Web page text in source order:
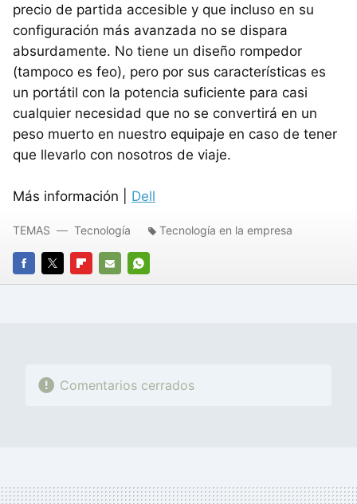
precio de partida accesible y que incluso en su
configuración más avanzada no se dispara
absurdamente. No tiene un diseño rompedor
(tampoco es feo), pero por sus características es
un portátil con la potencia suficiente para casi
cualquier necesidad que no se convertirá en un
peso muerto en nuestro equipaje en caso de tener
que llevarlo con nosotros de viaje.
Más información | Dell
FACEBOOK
TWITTERFLIPBOARD
E-
WHATSAPP
TEMAS Tecnología Tecnología en la empresa
Comentarios cerrados